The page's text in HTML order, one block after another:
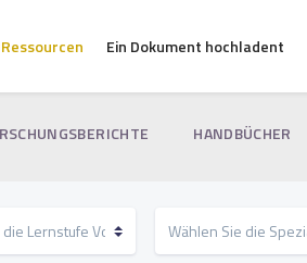
Ressourcen Ein Dokument hochladent
HANDBÜCHER